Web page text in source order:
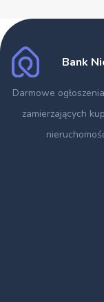
Bank
Darmowe
zamierzających